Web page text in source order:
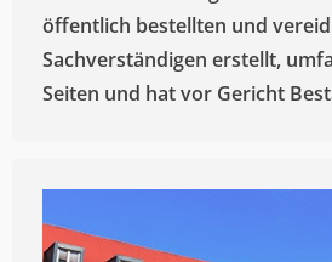
öffentlich bestellten und
Sachverständigen erstellt,
Seiten und hat vor Gericht